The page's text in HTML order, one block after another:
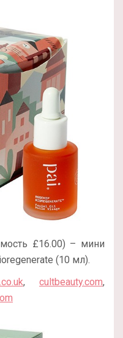
£16.00) – мини
(10 мл).
,cultbeauty.com,